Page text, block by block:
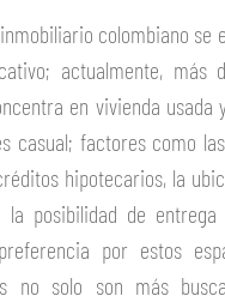
colombiano se
actualmente, más
en vivienda usada
casual; factores como
hipotecarios, la
la posibilidad de
por estos
no solo son más